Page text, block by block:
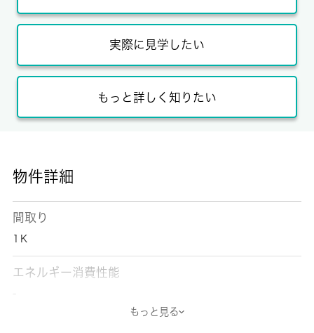
実際に見学したい
もっと詳しく知りたい
物件詳細
間取り
1Ｋ
エネルギー消費性能
-
もっと見る